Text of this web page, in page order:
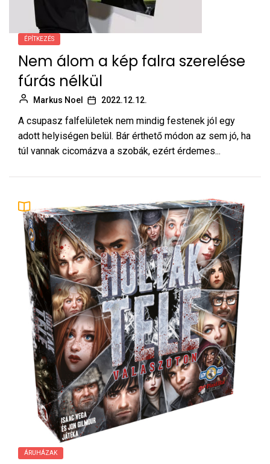
ÉPÍTKEZÉS
Nem álom a kép falra szerelése
fúrás nélkül
Markus Noel 2022.12.12.
A csupasz falfelületek nem mindig festenek jól egy
adott helyiségen belül. Bár érthető módon az sem jó, ha
túl vannak cicomázva a szobák, ezért érdemes...
ÁRUHÁZAK